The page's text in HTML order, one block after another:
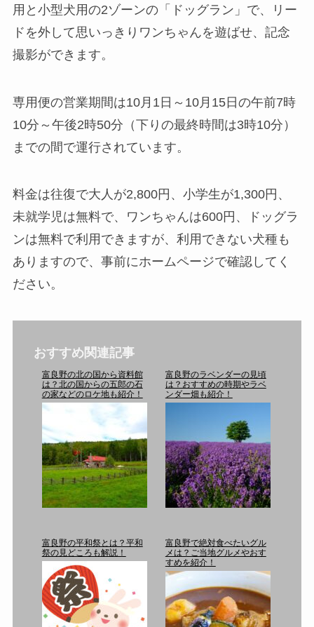
用と小型犬用の2ゾーンの「ドッグラン」で、リー
ドを外して思いっきりワンちゃんを遊ばせ、記念
撮影ができます。
専用便の営業期間は10月1日～10月15日の午前7時
10分～午後2時50分（下りの最終時間は3時10分）
までの間で運行されています。
料金は往復で大人が2,800円、小学生が1,300円、
未就学児は無料で、ワンちゃんは600円、ドッグラ
ンは無料で利用できますが、利用できない犬種も
ありますので、事前にホームページで確認してく
ださい。
おすすめ関連記事
富良野の北の国から資料館
は？北の国からの五郎の石
の家などのロケ地も紹介！
富良野のラベンダーの見頃
は？おすすめの時期やラベ
ンダー畑も紹介！
富良野の平和祭とは？平和
祭の見どころも解説！
富良野で絶対食べたいグル
メは？ご当地グルメやおす
すめを紹介！